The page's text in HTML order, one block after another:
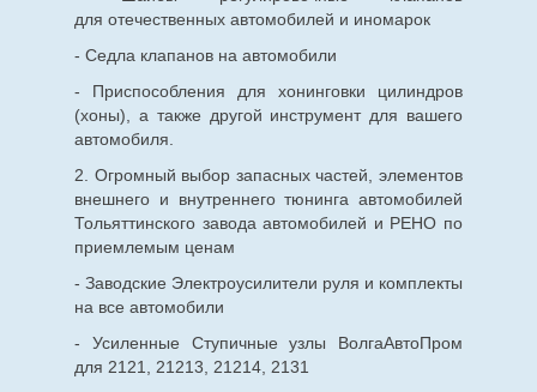
для отечественныхавтомобилей и иномарок
- Седла клапанов на автомобили
- Приспособления для хонинговки цилиндров
(хоны), а также другой инструмент для вашего
автомобиля.
2. Огромный выбор запасных частей, элементов
внешнего и внутреннего тюнинга автомобилей
Тольяттинского завода автомобилей и РЕНО по
приемлемым ценам
- Заводские Электроусилители руля и комплекты
на все автомобили
- Усиленные Ступичные узлы ВолгаАвтоПром
для 2121, 21213, 21214, 2131